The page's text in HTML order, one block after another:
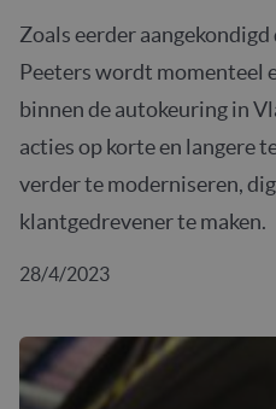
Zoals eerder
Peeters wordt momenteel
binnen de autokeuring in
acties op korte en langere
verder te moderniseren,
klantgedrevener te maken.
28/4/2023